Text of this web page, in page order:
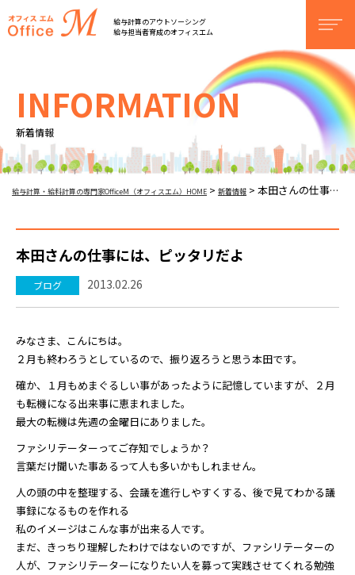
オフィスM
給与計算のアウトソーシング
給与担当者育成のオフィスエム
INFORMATION
新着情報
給与計算・給料計算の専門家OfficeM（オフィスエム）HOME > 新着情報 > 本田さんの仕事には、ピッタリだよ
本田さんの仕事には、ピッタリだよ
ブログ 2013.02.26
みなさま、こんにちは。
２月も終わろうとしているので、振り返ろうと思う本田です。
確か、１月もめまぐるしい事があったように記憶していますが、２月
も転機になる出来事に恵まれました。
最大の転機は先週の金曜日にありました。
ファシリテーターってご存知でしょうか？
言葉だけ聞いた事あるって人も多いかもしれません。
人の頭の中を整理する、会議を進行しやすくする、後で見てわかる議
事録になるものを作れる
私のイメージはこんな事が出来る人です。
まだ、きっちり理解したわけではないのですが、ファシリテーターの
人が、ファシリテーターになりたい人を募って実践させてくれる勉強